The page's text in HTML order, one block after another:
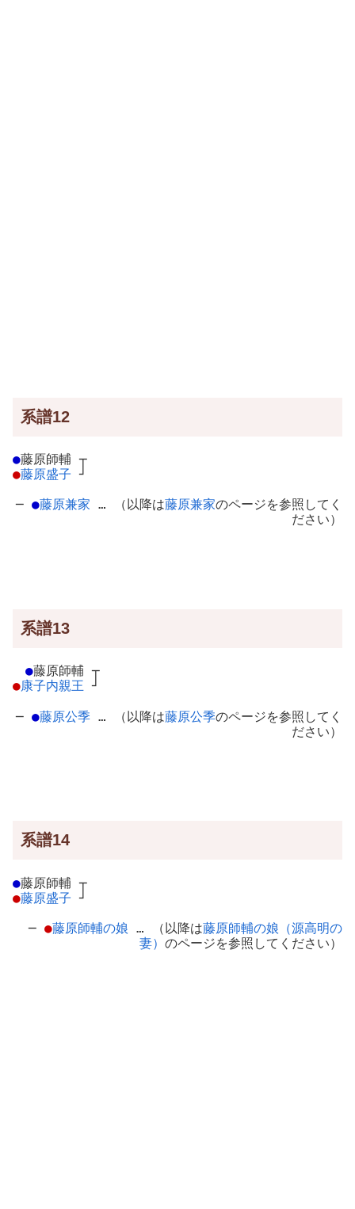
系譜12
●藤原師輔 ┬
●藤原盛子 ┘
─ ●藤原兼家 … （以降は藤原兼家のページを参照してく
ださい）
系譜13
●藤原師輔 ┬
●康子内親王 ┘
─ ●藤原公季 … （以降は藤原公季のページを参照してく
ださい）
系譜14
●藤原師輔 ┬
●藤原盛子 ┘
─ ●藤原師輔の娘 … （以降は藤原師輔の娘（源高明の
妻） のページを参照してください）